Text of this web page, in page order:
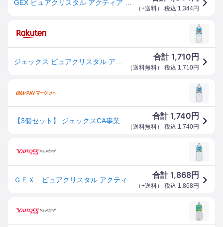
（+送料） 税込 1,344円
合計1,710 円
（送料無料） 税込 1,710円
合計1,740 円
（送料無料） 税込 1,740円
合計1,868円
（+送料） 税込 1,868 円